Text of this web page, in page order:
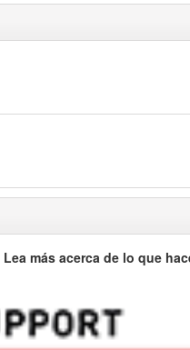
Lea más acerca de lo que